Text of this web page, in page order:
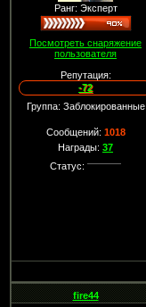
Ранг: Эксперт
Посмотреть снаряжение
пользователя
Репутация:
-72
Группа: Заблокированные
Сообщений: 1018
Награды: 37
Статус:
fire44